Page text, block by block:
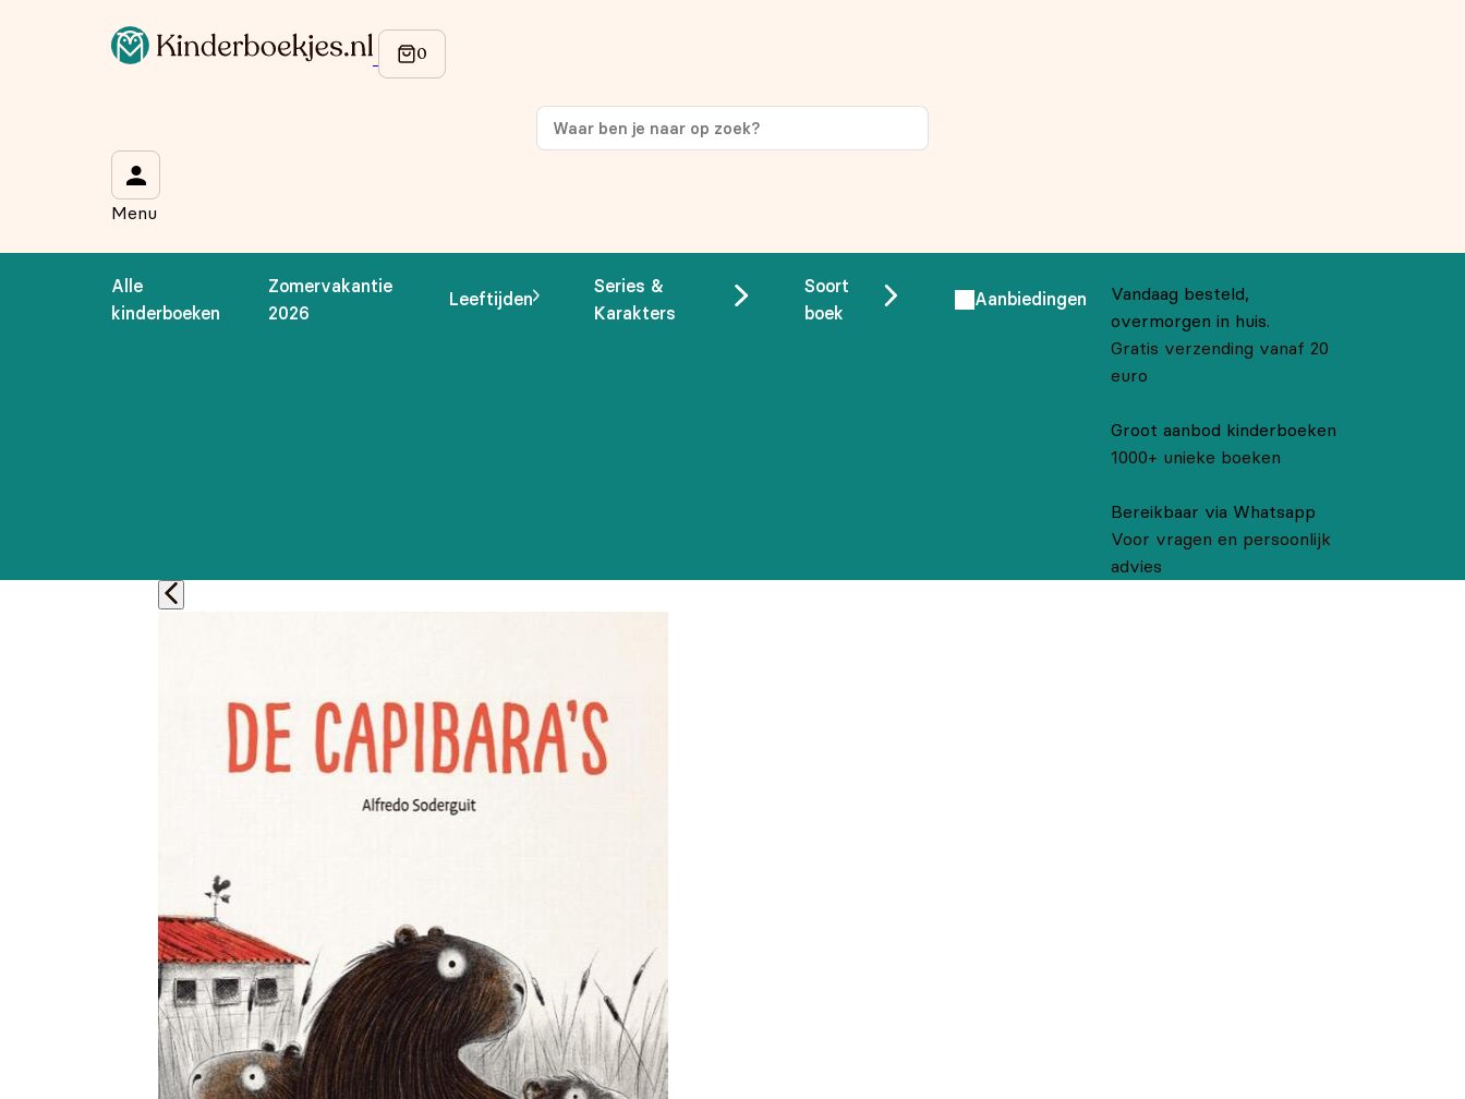
Menu
Alle
kinderboeken
Zomervakantie
2026
Leeftijden
Series &
Karakters
Soort
boek
Aanbiedingen
Vandaag besteld,
overmorgen in huis.
Gratis verzending vanaf 20
euro
Groot aanbod kinderboeken
1000+ unieke boeken
Bereikbaar via Whatsapp
Voor vragen en persoonlijk
advies
Op de hoogte blijven van onze acties?
op je eerste aankoop!
Wat is je voornaam?
Aanmelden